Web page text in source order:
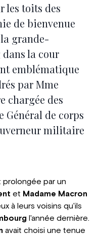
les toits des
de bienvenue
grande-
la cour
emblématique
par Mme
chargée des
Général de corps
militaire
prolongée par un
et Madame Macron
à leurs voisins qu'ils
l'année dernière.
avait choisi une tenue